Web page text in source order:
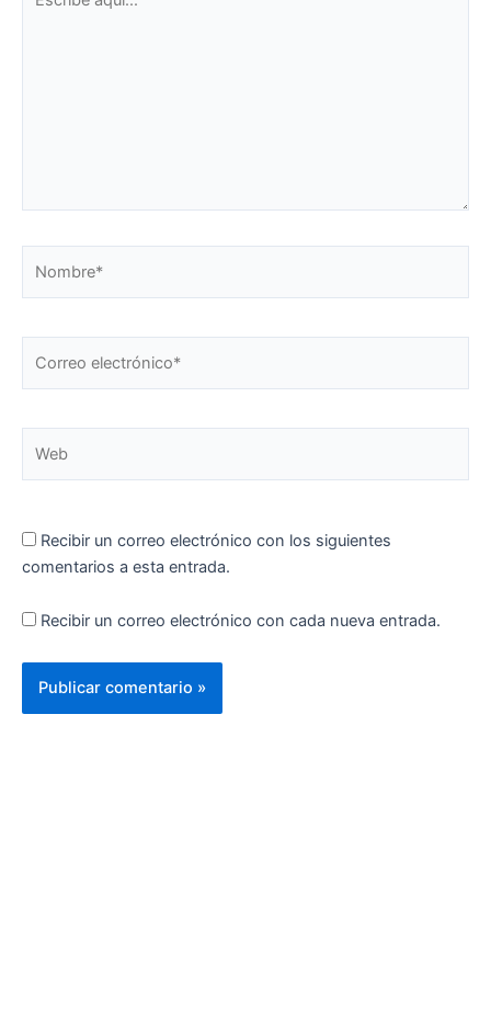
aquí...
electrónico*
Recibir un correo electrónico con los siguientes
comentarios a esta entrada.
Recibir un correo electrónico con cada nueva entrada.